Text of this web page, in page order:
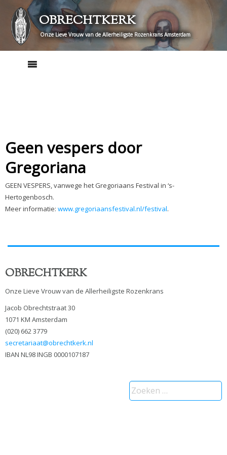
content
OBRECHTKERK
Onze Lieve Vrouw van de Allerheiligste Rozenkrans Amsterdam
Geen vespers door
Gregoriana
GEEN VESPERS, vanwege het Gregoriaans Festival in ‘s-
Hertogenbosch.
Meer informatie: www.gregoriaansfestival.nl/festival.
OBRECHTKERK
Onze Lieve Vrouw van de Allerheiligste Rozenkrans
Jacob Obrechtstraat 30
1071 KM Amsterdam
(020) 662 3779
secretariaat@obrechtkerk.nl
IBAN NL98 INGB 0000107187
Zoeken
naar: